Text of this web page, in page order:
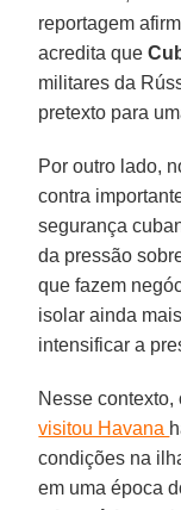
reportagem
acredita que
militares da
pretexto para
Por outro lado,
contra
segurança
da pressão
que fazem
isolar ainda
intensificar a
Nesse
visitou Havana
condições na
em uma época